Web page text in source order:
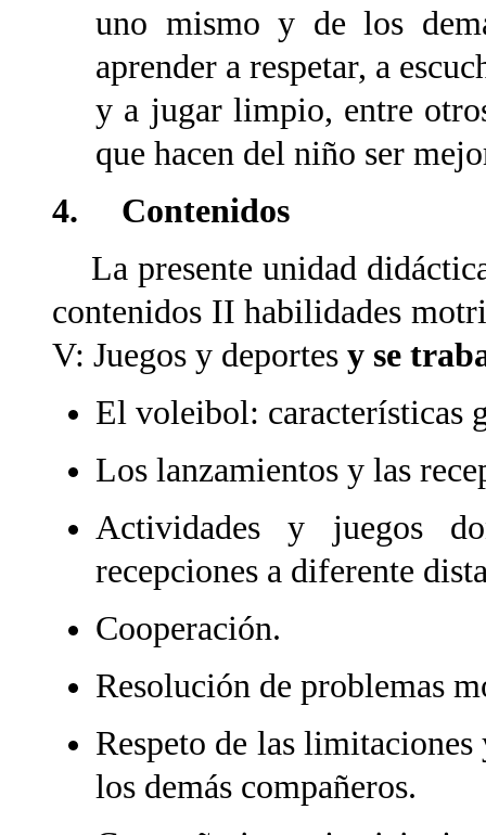
uno mismo y de los
aprender a respetar, a
y a jugar limpio, entre
que hacen del niño ser
4. Contenidos
La presente unidad
contenidos II habilidades
V: Juegos y deportes y se
El voleibol: características
Los lanzamientos y las
Actividades y juegos
recepciones a diferente
Cooperación.
Resolución de problemas
Respeto de las
los demás compañeros.